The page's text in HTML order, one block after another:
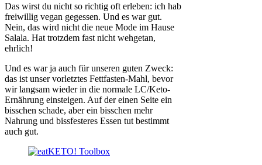
Das wirst du nicht so richtig oft erleben: ich hab
freiwillig vegan gegessen. Und es war gut.
Nein, das wird nicht die neue Mode im Hause
Salala. Hat trotzdem fast nicht wehgetan,
ehrlich!
Und es war ja auch für unseren guten Zweck:
das ist unser vorletztes Fettfasten-Mahl, bevor
wir langsam wieder in die normale LC/Keto-
Ernährung einsteigen. Auf der einen Seite ein
bisschen schade, aber ein bisschen mehr
Nahrung und bissfesteres Essen tut bestimmt
auch gut.